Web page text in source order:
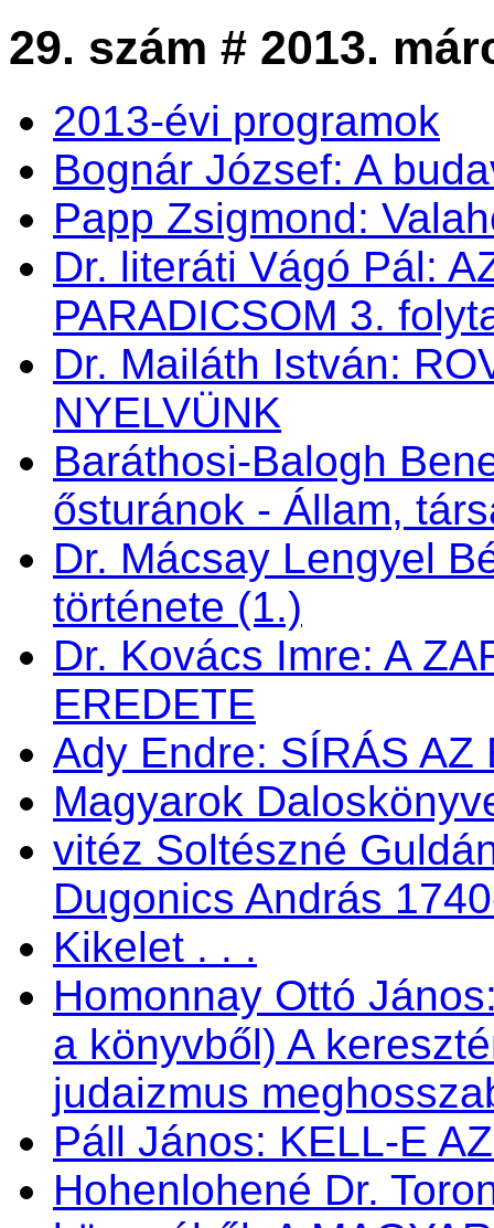
29. szám # 2013.
2013-évi programok
Bognár József: A
Papp Zsigmond:
Dr. literáti Vágó Pál:
PARADICSOM 3.
Dr. Mailáth István:
NYELVÜNK
Baráthosi-Balogh
ősturánok - Állam,
Dr. Mácsay Lengyel
története (1.)
Dr. Kovács Imre: A
EREDETE
Ady Endre: SÍRÁS AZ
Magyarok
vitéz Soltészné
Dugonics András
Kikelet . . .
Homonnay Ottó
a könyvből) A
judaizmus
Páll János: KELL-E
Hohenlohené Dr.